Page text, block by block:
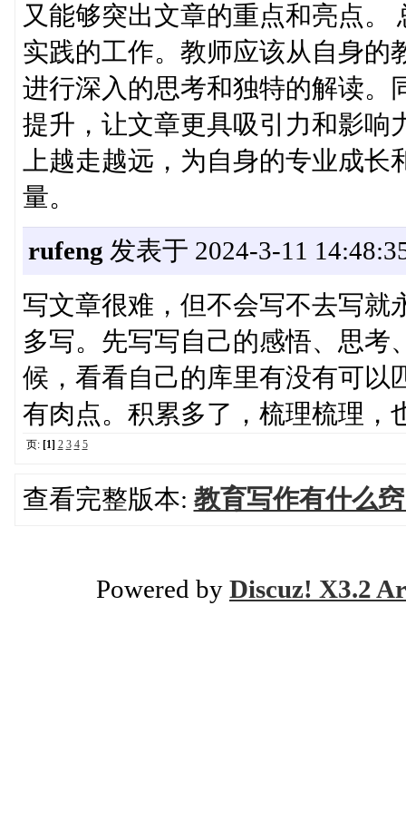
又能够突出文章的重点和亮点。
实践的工作。教师应该从自身的
进行深入的思考和独特的解读。
提升，让文章更具吸引力和影响
上越走越远，为自身的专业成
量。
rufeng 发表于 2024-3-11
写文章很难，但不会写不去写就
多写。先写写自己的感悟、思考
候，看看自己的库里有没有可以
有肉点。积累多了，梳理梳理，
页: [1] 2 3 4 5
查看完整版本: 教育写作有什么
Powered by Discuz! X3.2